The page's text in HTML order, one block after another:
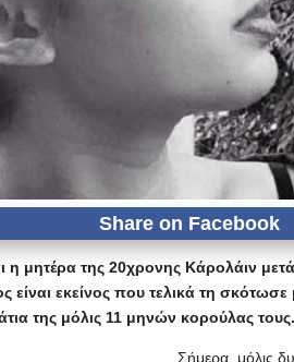
η μητέρα της 20χρονης Κάρολάιν
εκείνος που τελικά τη σκότωσε
της μόλις 11 μηνών κορούλας τους.
Σήμερα, μόλις